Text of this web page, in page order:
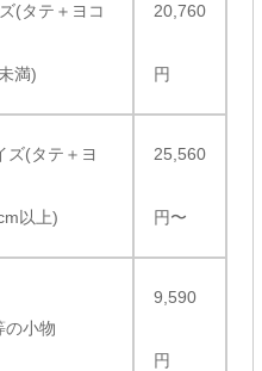
(タテ＋ヨコ
満)
20,760
円
ズ(タテ＋ヨ
以上)
25,560
円〜
の小物
9,590
円